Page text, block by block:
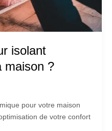
isolant
maison ?
pour votre maison
de votre confort